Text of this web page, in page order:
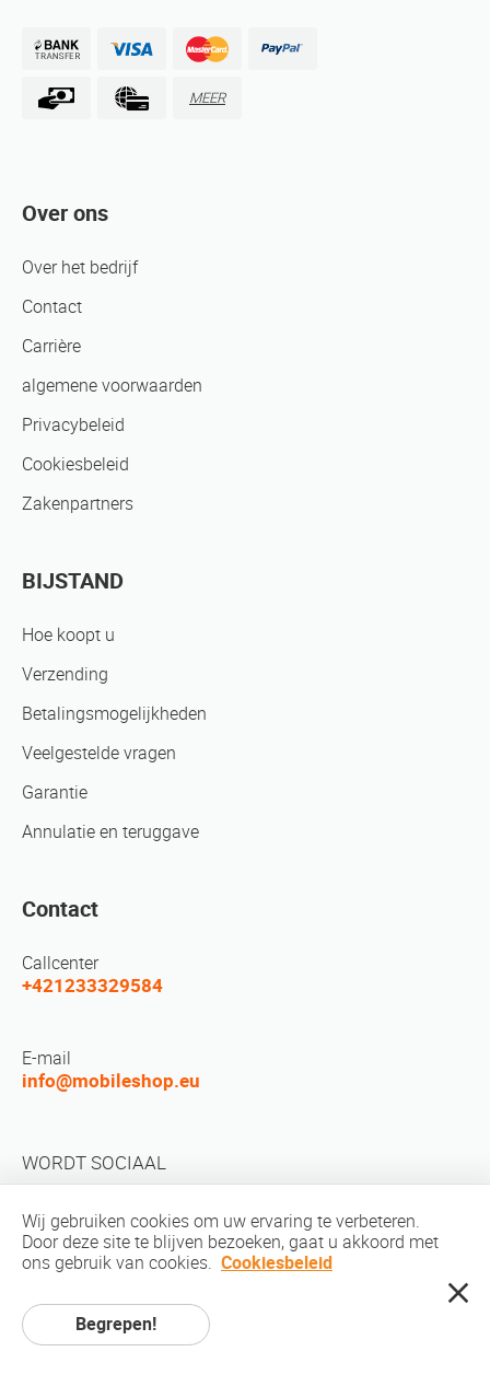
MEER
Over ons
Over het bedrijf
Contact
Carrière
algemene voorwaarden
Privacybeleid
Cookiesbeleid
Zakenpartners
BIJSTAND
Hoe koopt u
Verzending
Betalingsmogelijkheden
Veelgestelde vragen
Garantie
Annulatie en teruggave
Contact
Callcenter
+421233329584
E-mail
info@mobileshop.eu
WORDT SOCIAAL
auteursrechten © 2010-2026 MobileShop.eu. Alle rechten voorbehouden.
Alle productfoto's op de site zijn eigendom van Mobileshop.eu |
Wij gebruiken cookies om uw ervaring te verbeteren.
Door deze site te blijven bezoeken, gaat u akkoord met
ons gebruik van cookies. Cookiesbeleid
Begrepen!